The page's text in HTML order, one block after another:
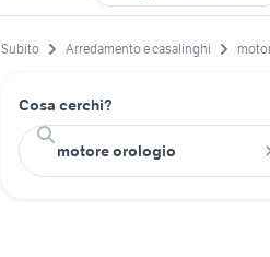
Subito Arredamento e casalinghi
Cosa cerchi?